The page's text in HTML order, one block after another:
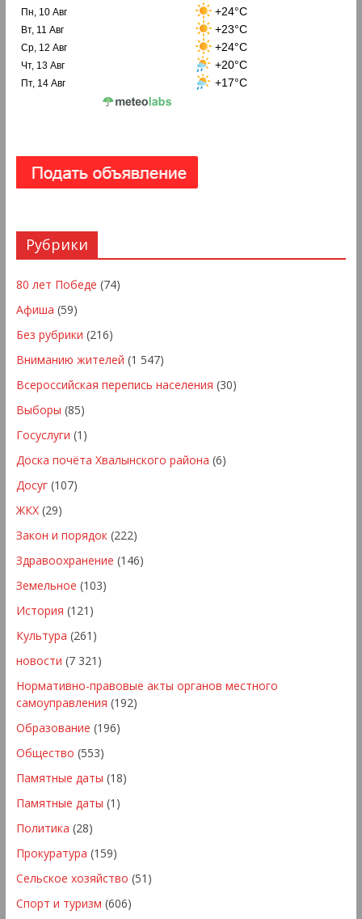
Пн, 10 Авг +24°C
Вт, 11 Авг +23°C
Ср, 12 Авг +24°C
Чт, 13 Авг +20°C
Пт, 14 Авг +17°C
Рубрики
80 лет Победе (74)
Афиша (59)
Без рубрики (216)
Вниманию жителей (1 547)
Всероссийская перепись населения (30)
Выборы (85)
Госуслуги (1)
Доска почёта Хвалынского района (6)
Досуг(107)
ЖКХ(29)
Закон и порядок(222)
Здравоохранение (146)
Земельное (103)
История (121)
Культура (261)
новости (7 321)
Нормативно-правовые акты органов местного
самоуправления (192)
Образование (196)
Общество (553)
Памятные даты (18)
Памятные даты (1)
Политика (28)
Прокуратура (159)
Сельское хозяйство (51)
Спорт и туризм (606)